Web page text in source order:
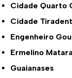
Cidade
Cidade
Engenheiro
Ermelino
Guaianases